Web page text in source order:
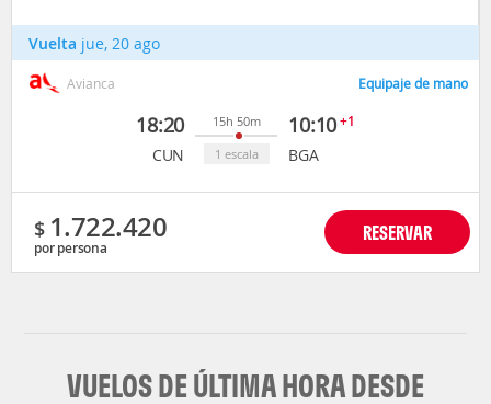
Vuelta jue, 20 ago
Avianca Equipaje de mano
18:20
CUN
15h 50m
1 escala
10:10+1
BGA
$ 1.722.420
por persona
RESERVAR
VUELOS DE ÚLTIMA HORA DESDE